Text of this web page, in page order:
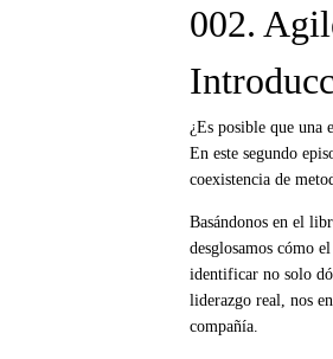
002.
¿Es posible que una
En este segundo
coexistencia de
Basándonos en el
desglosamos cómo
identificar no solo
liderazgo real, nos
compañía.